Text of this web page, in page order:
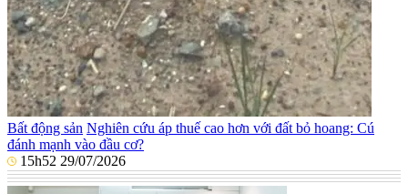
Bất động sản Nghiên cứu áp thuế cao hơn với đất bỏ hoang: Cú
đánh mạnh vào đầu cơ?
15h52 29/07/2026